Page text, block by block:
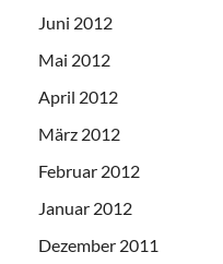
Juni 2012
Mai 2012
April 2012
März 2012
Februar 2012
Januar 2012
Dezember 2011